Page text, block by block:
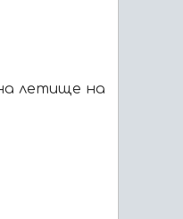
летище на